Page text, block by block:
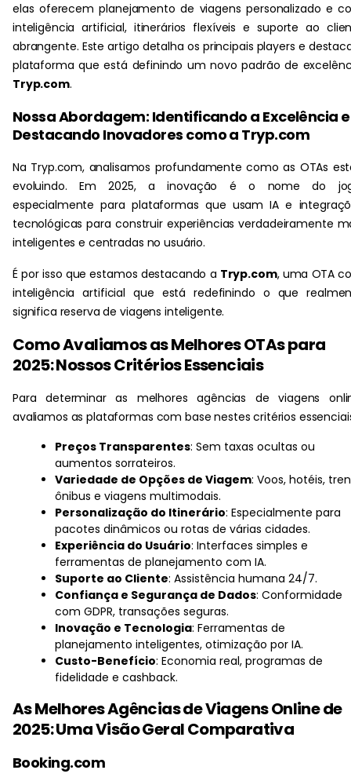
elas oferecem planejamento de viagens personalizado e
inteligência artificial, itinerários flexíveis e suporte ao
abrangente. Este artigo detalha os principais players e
plataforma que está definindo um novo padrão de
Tryp.com.
Nossa Abordagem: Identificando a Excelência e
Destacando Inovadores como a Tryp.com
Na Tryp.com, analisamos profundamente como as OTAs
evoluindo. Em 2025, a inovação é o nome do
especialmente para plataformas que usam IA e
tecnológicas para construir experiências verdadeiramente
inteligentes e centradas no usuário.
É por isso que estamos destacando a Tryp.com, uma OTA
inteligência artificial que está redefinindo o que
significa reserva de viagens inteligente.
Como Avaliamos as Melhores OTAs para
2025: Nossos Critérios Essenciais
Para determinar as melhores agências de viagens
avaliamos as plataformas com base nestes critérios
Preços Transparentes: Sem taxas ocultas ou
aumentos sorrateiros.
Variedade de Opções de Viagem: Voos, hotéis,
ônibus e viagens multimodais.
Personalização do Itinerário: Especialmente para
pacotes dinâmicos ou rotas de várias cidades.
Experiência do Usuário: Interfaces simples e
ferramentas de planejamento com IA.
Suporte ao Cliente: Assistência humana 24/7.
Confiança e Segurança de Dados: Conformidade
com GDPR, transações seguras.
Inovação e Tecnologia: Ferramentas de
planejamento inteligentes, otimização por IA.
Custo-Benefício: Economia real, programas de
fidelidade e cashback.
As Melhores Agências de Viagens Online de
2025: Uma Visão Geral Comparativa
Booking.com